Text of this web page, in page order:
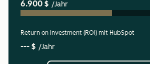
6.900 $ /Jahr
Return on investment (ROI) mit HubSpot
--- $ /Jahr